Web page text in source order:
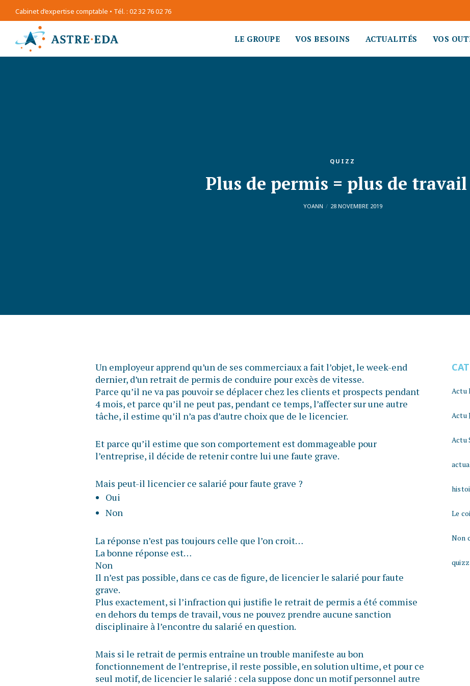
Cabinet d’expertise comptable • Tél. : 02 32 76 02 76
LE GROUPE VOS BESOINS ACTUALITÉS VOS
QUIZZ
Plus de permis = plus de travail
YOANN 28 NOVEMBRE 2019
Un employeur apprend qu’un de ses commerciaux a fait l’objet, le week-end
dernier, d’un retrait de permis de conduire pour excès de vitesse.
Parce qu’il ne va pas pouvoir se déplacer chez les clients et prospects pendant
4 mois, et parce qu’il ne peut pas, pendant ce temps, l’affecter sur une autre
tâche, il estime qu’il n’a pas d’autre choix que de le licencier.
Et parce qu’il estime que son comportement est dommageable pour
l’entreprise, il décide de retenir contre lui une faute grave.
Mais peut-il licencier ce salarié pour faute grave ?
Oui
Non
La réponse n’est pas toujours celle que l’on croit…
La bonne réponse est…
Non
Il n’est pas possible, dans ce cas de figure, de licencier le salarié pour faute
grave.
Plus exactement, si l’infraction qui justifie le retrait de permis a été commise
en dehors du temps de travail, vous ne pouvez prendre aucune sanction
disciplinaire à l’encontre du salarié en question.
Mais si le retrait de permis entraîne un trouble manifeste au bon
fonctionnement de l’entreprise, il reste possible, en solution ultime, et pour ce
seul motif, de licencier le salarié : cela suppose donc un motif personnel autre
Actu
Actu
Actu
Le
Non
quizz